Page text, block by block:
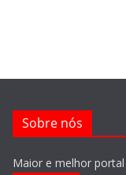
Sobre nós
Maior e melhor